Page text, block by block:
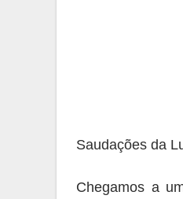
Saudações da
Chegamos a